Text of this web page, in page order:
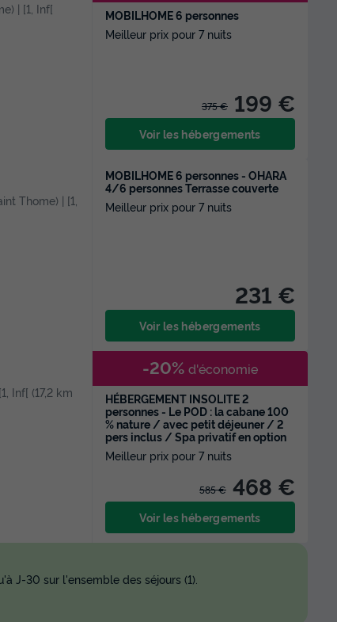
| [1, Inf[
MOBILHOME 6 personnes
Meilleur prix pour 7 nuits
375 € 199 €
Voir les hébergements
Thome) | [1,
MOBILHOME 6 personnes - OHARA
4/6 personnes Terrasse couverte
Meilleur prix pour 7 nuits
231 €
Voir les hébergements
Inf[ (17,2 km
HÉBERGEMENT INSOLITE 2
personnes - Le POD : la cabane 100
% nature / avec petit déjeuner / 2
pers inclus / Spa privatif en option
Meilleur prix pour 7 nuits
585 € 468 €
-20% d'économie
Voir les hébergements
J-30 sur l'ensemble des séjours (1).